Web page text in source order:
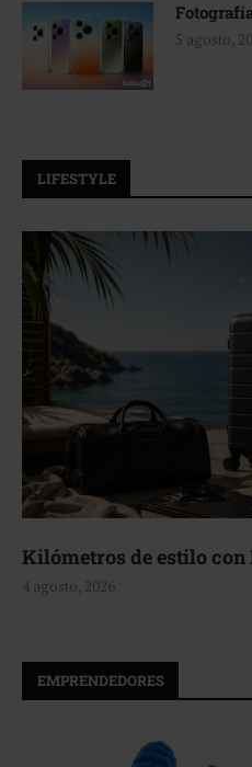
5 agosto,
LIFESTYLE
Aerie, texturas que
4 agosto, 2026
EMPRENDEDORES